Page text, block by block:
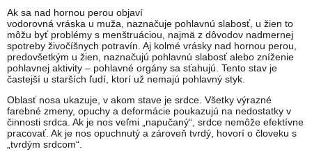
Ak sa nad hornou perou objaví
vodorovná vráska u muža, naznačuje pohlavnú slabosť, u žien to
môžu byť problémy s menštruáciou, najmä z dôvodov nadmernej
spotreby živočíšnych potravín. Aj kolmé vrásky nad hornou perou,
predovšetkým u žien, naznačujú pohlavnú slabosť alebo zníženie
pohlavnej aktivity – pohlavné orgány sa sťahujú. Tento stav je
častejší u starších ľudí, ktorí už nemajú pohlavný styk.
Oblasť nosa ukazuje, v akom stave je srdce. Všetky výrazné
farebné zmeny, opuchy a deformácie poukazujú na nedostatky v
činnosti srdca. Ak je nos veľmi „napučaný“, srdce nemôže efektívne
pracovať. Ak je nos opuchnutý a zároveň tvrdý, hovorí o človeku s
„tvrdým srdcom“.